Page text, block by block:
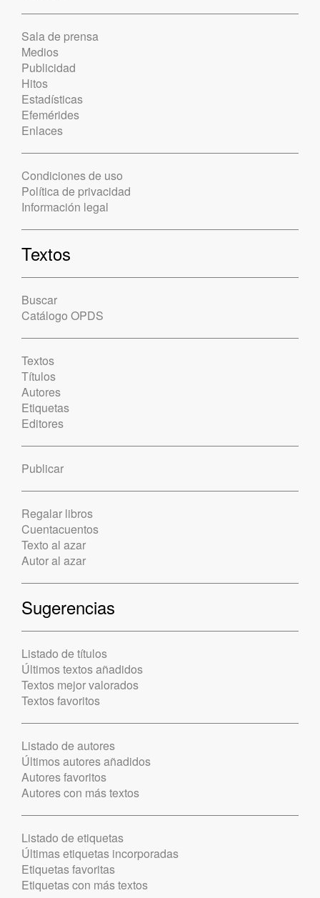
Sala de prensa
Medios
Publicidad
Hitos
Estadísticas
Efemérides
Enlaces
Condiciones de uso
Política de privacidad
Información legal
Textos
Buscar
Catálogo OPDS
Textos
Títulos
Autores
Etiquetas
Editores
Publicar
Regalar libros
Cuentacuentos
Texto al azar
Autor al azar
Sugerencias
Listado de títulos
Últimos textos añadidos
Textos mejor valorados
Textos favoritos
Listado de autores
Últimos autores añadidos
Autores favoritos
Autores con más textos
Listado de etiquetas
Últimas etiquetas incorporadas
Etiquetas favoritas
Etiquetas con más textos